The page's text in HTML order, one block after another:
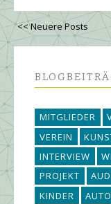
<< Neuere Posts
MITGLIEDER
VEREIN
INTERVIEW
PROJEKT
KINDER